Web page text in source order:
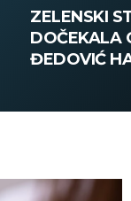
ZELENSKI
DOČEKALA
ĐEDOVIĆ